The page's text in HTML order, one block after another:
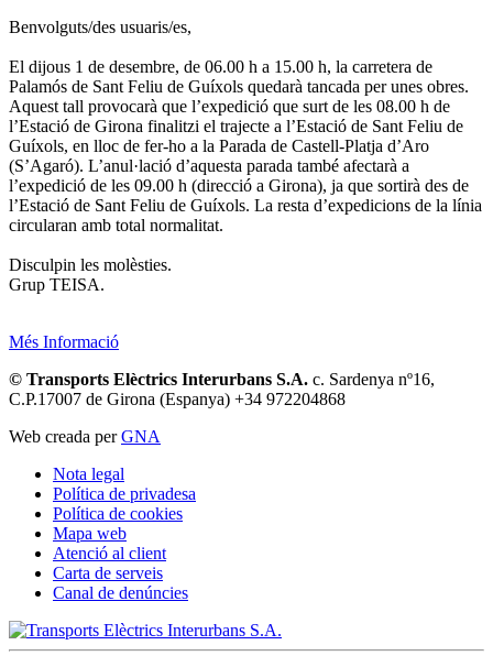
Benvolguts/des usuaris/es,
El dijous 1 de desembre, de 06.00 h a 15.00 h, la carretera de
Palamós de Sant Feliu de Guíxols quedarà tancada per unes obres.
Aquest tall provocarà que l’expedició que surt de les 08.00 h de
l’Estació de Girona finalitzi el trajecte a l’Estació de Sant Feliu de
Guíxols, en lloc de fer-ho a la Parada de Castell-Platja d’Aro
(S’Agaró). L’anul·lació d’aquesta parada també afectarà a
l’expedició de les 09.00 h (direcció a Girona), ja que sortirà des de
l’Estació de Sant Feliu de Guíxols. La resta d’expedicions de la línia
circularan amb total normalitat.
Disculpin les molèsties.
Grup TEISA.
Més Informació
© Transports Elèctrics Interurbans S.A. c. Sardenya nº16,
C.P.17007 de Girona (Espanya) +34 972204868
Web creada perGNA
Nota legal
Política de privadesa
Política de cookies
Mapa web
Atenció al client
Carta de serveis
Canal de denúncies